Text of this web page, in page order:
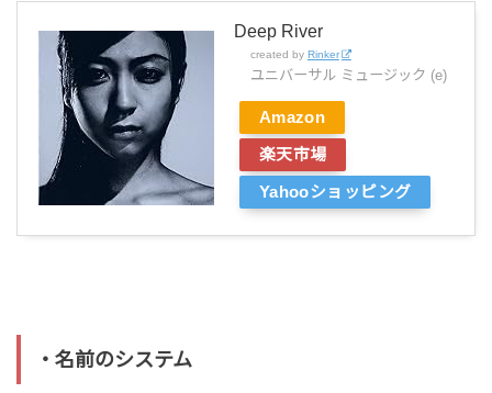
Deep River
created by Rinker
ユニバーサル ミュージック (e)
Amazon
楽天市場
Yahooショッピング
・名前のシステム